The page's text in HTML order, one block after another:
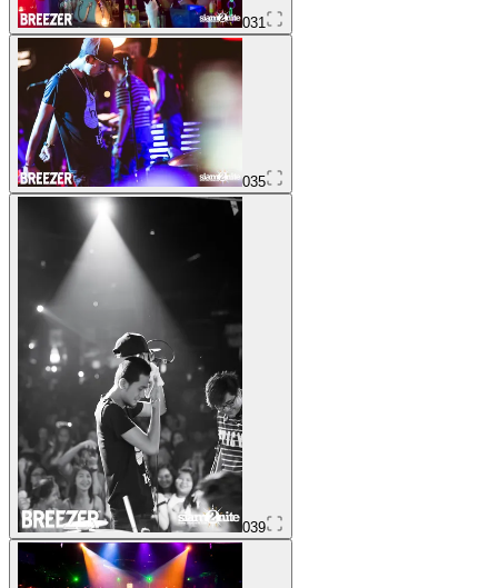
031
035
039